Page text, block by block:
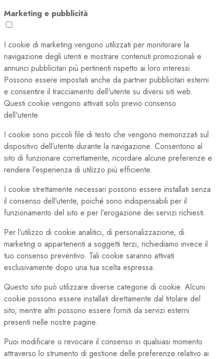
Marketing e pubblicità
I cookie di marketing vengono utilizzati per monitorare la
navigazione degli utenti e mostrare contenuti promozionali e
annunci pubblicitari più pertinenti rispetto ai loro interessi.
Possono essere impostati anche da partner pubblicitari esterni
e consentire il tracciamento dell'utente su diversi siti web.
Questi cookie vengono attivati solo previo consenso
dell'utente.
I cookie sono piccoli file di testo che vengono memorizzati sul
dispositivo dell’utente durante la navigazione. Consentono al
sito di funzionare correttamente, ricordare alcune preferenze e
rendere l’esperienza di utilizzo più efficiente.
I cookie strettamente necessari possono essere installati senza
il consenso dell’utente, poiché sono indispensabili per il
funzionamento del sito e per l’erogazione dei servizi richiesti.
Per l’utilizzo di cookie analitici, di personalizzazione, di
marketing o appartenenti a soggetti terzi, richiediamo invece il
tuo consenso preventivo. Tali cookie saranno attivati
esclusivamente dopo una tua scelta espressa.
Questo sito può utilizzare diverse categorie di cookie. Alcuni
cookie possono essere installati direttamente dal titolare del
sito, mentre altri possono essere forniti da servizi esterni
presenti nelle nostre pagine.
Puoi modificare o revocare il consenso in qualsiasi momento
attraverso lo strumento di gestione delle preferenze relativo ai